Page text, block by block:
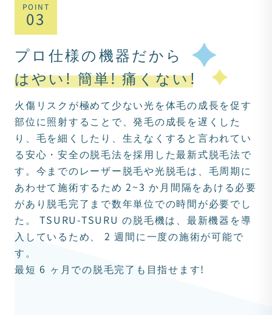
POINT
03
プロ仕様の機器だから
はやい! 簡単! 痛くない!
火傷リスクが極めて少ない光を体毛の成長を促す
部位に照射することで、発毛の成長を遅くした
り、毛を細くしたり、生えなくすると言われてい
る安心・安全の脱毛法を採用した最新式脱毛法で
す。今までのレーザー脱毛や光脱毛は、毛周期に
あわせて施術するため 2~3 か月間隔をあける必要
があり脱毛完了まで数年単位での時間が必要でし
た。 TSURU-TSURU の脱毛機は、最新機器を導
入しているため、 2 週間に一度の施術が可能で
す。
最短 6 ヶ月での脱毛完了も目指せます!